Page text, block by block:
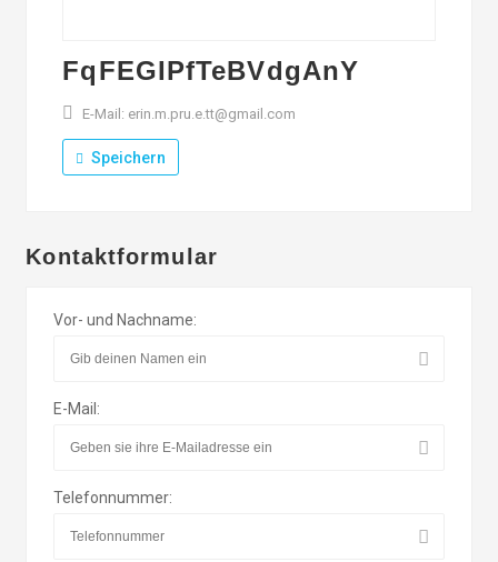
FqFEGIPfTeBVdgAnY
E-Mail: erin.m.pru.e.tt@gmail.com
Speichern
Kontaktformular
Vor- und Nachname:
E-Mail:
Telefonnummer: